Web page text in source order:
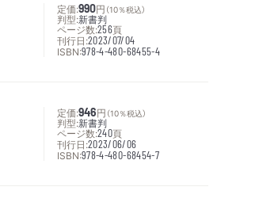
定価:990円 （10％税込）
判型:新書判
ページ数:256頁
刊行日:2023/07/04
ISBN:978-4-480-68455-4
定価:946円 （10％税込）
判型:新書判
ページ数:240頁
刊行日:2023/06/06
ISBN:978-4-480-68454-7